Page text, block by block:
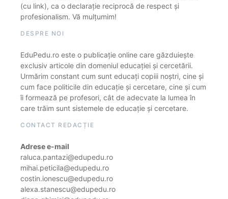
(cu link), ca o declarație reciprocă de respect și
profesionalism. Vă mulțumim!
DESPRE NOI
EduPedu.ro este o publicație online care găzduiește
exclusiv articole din domeniul educației și cercetării.
Urmărim constant cum sunt educați copiii noștri, cine și
cum face politicile din educație și cercetare, cine și cum
îi formează pe profesori, cât de adecvate la lumea în
care trăim sunt sistemele de educație și cercetare.
CONTACT REDACȚIE
Adrese e-mail
raluca.pantazi@edupedu.ro
mihai.peticila@edupedu.ro
costin.ionescu@edupedu.ro
alexa.stanescu@edupedu.ro